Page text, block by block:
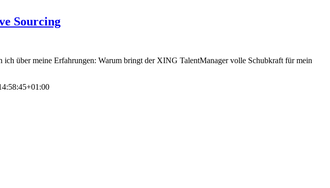
Sourcing
über meine Erfahrungen: Warum bringt der XING TalentManager volle Schubkraft für mein